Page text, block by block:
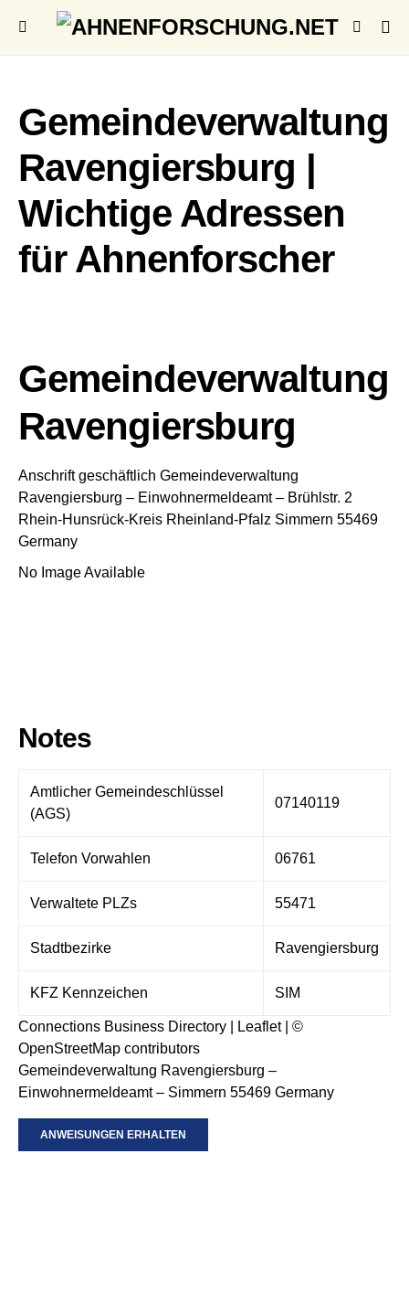
Gemeindeverwaltung
Ravengiersburg |
Wichtige Adressen
für Ahnenforscher
Gemeindeverwaltung
Ravengiersburg
Anschrift geschäftlich Gemeindeverwaltung
Ravengiersburg – Einwohnermeldeamt – Brühlstr. 2
Rhein-Hunsrück-Kreis Rheinland-Pfalz Simmern 55469
Germany
No Image Available
Notes
Amtlicher Gemeindeschlüssel
(AGS)
07140119
Telefon Vorwahlen 06761
Verwaltete PLZs 55471
Stadtbezirke Ravengiersburg
KFZ Kennzeichen SIM
Connections Business Directory Leaflet| ©
OpenStreetMap contributors
Gemeindeverwaltung Ravengiersburg –
Einwohnermeldeamt – Simmern 55469 Germany
ANWEISUNGEN ERHALTEN